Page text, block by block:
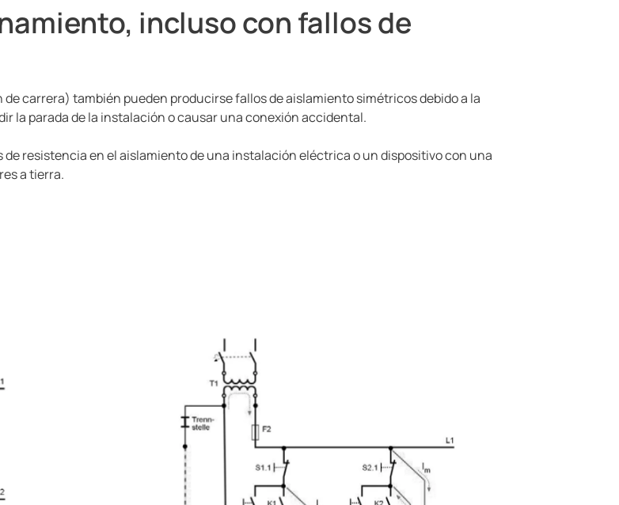
incluso con fallos de
carrera) también pueden producirse fallos de aislamiento simétricos debido a la
la parada de la instalación o causar una conexión accidental.
resistencia en el aislamiento de una instalación eléctrica o un dispositivo con una
a tierra.